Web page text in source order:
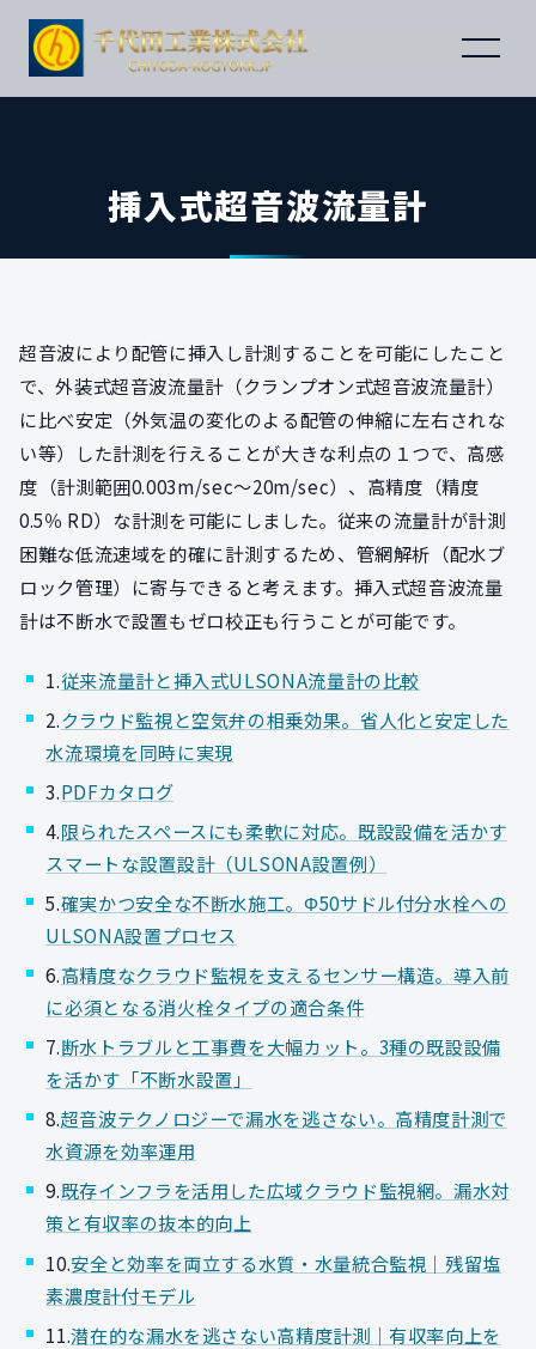
挿入式超音波流量計
超音波により配管に挿入し計測することを可能にしたこと
で、外装式超音波流量計（クランプオン式超音波流量計）
に比べ安定（外気温の変化のよる配管の伸縮に左右されな
い等）した計測を行えることが大きな利点の１つで、高感
度（計測範囲0.003m/sec～20m/sec）、高精度（精度
0.5％ RD）な計測を可能にしました。従来の流量計が計測
困難な低流速域を的確に計測するため、管網解析（配水ブ
ロック管理）に寄与できると考えます。挿入式超音波流量
計は不断水で設置もゼロ校正も行うことが可能です。
1.従来流量計と挿入式ULSONA流量計の比較
2.クラウド監視と空気弁の相乗効果。省人化と安定した
水流環境を同時に実現
3.PDFカタログ
4.限られたスペースにも柔軟に対応。既設設備を活かす
スマートな設置設計（ULSONA設置例）
5.確実かつ安全な不断水施工。Φ50サドル付分水栓への
ULSONA設置プロセス
6.高精度なクラウド監視を支えるセンサー構造。導入前
に必須となる消火栓タイプの適合条件
7.断水トラブルと工事費を大幅カット。3種の既設設備
を活かす「不断水設置」
8.超音波テクノロジーで漏水を逃さない。高精度計測で
水資源を効率運用
9.既存インフラを活用した広域クラウド監視網。漏水対
策と有収率の抜本的向上
10.安全と効率を両立する水質・水量統合監視｜残留塩
素濃度計付モデル
11.潜在的な漏水を逃さない高精度計測｜有収率向上を